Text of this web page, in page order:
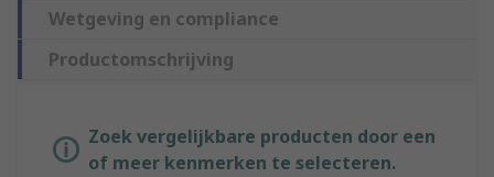
Wetgeving en compliance
Productomschrijving
Zoek vergelijkbare producten door een
of meer kenmerken te selecteren.